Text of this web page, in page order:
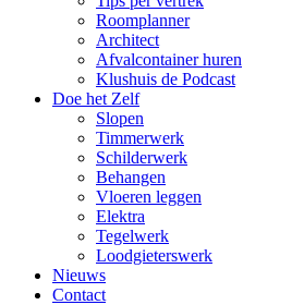
Roomplanner
Architect
Afvalcontainer huren
Klushuis de Podcast
Doe het Zelf
Slopen
Timmerwerk
Schilderwerk
Behangen
Vloeren leggen
Elektra
Tegelwerk
Loodgieterswerk
Nieuws
Contact